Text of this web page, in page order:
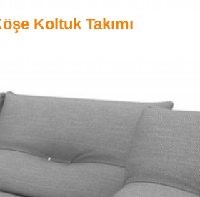
Koltuk Takımı